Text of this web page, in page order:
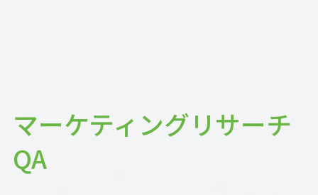
マーケティングリサーチ
QA